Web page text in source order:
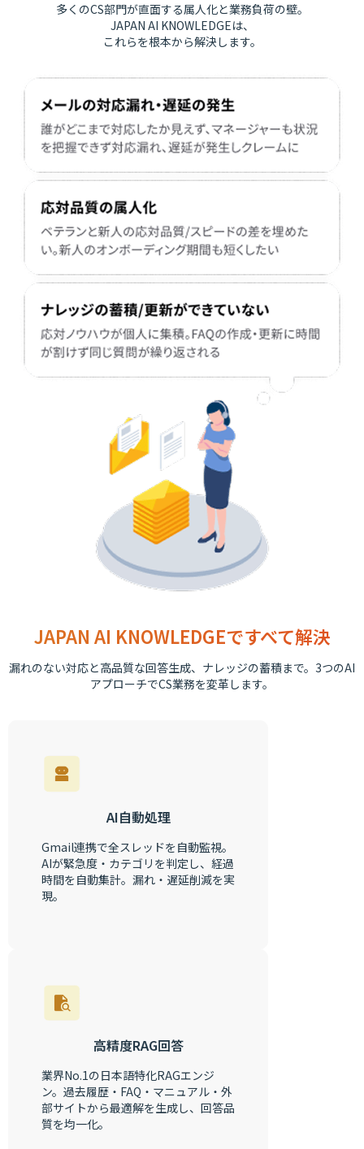
多くのCS部門が直面する属人化と業務負荷の壁。
JAPAN AI KNOWLEDGEは、
これらを根本から解決します。
JAPAN AI KNOWLEDGEですべて解決
漏れのない対応と高品質な回答生成、ナレッジの蓄積まで。3つのAI
アプローチでCS業務を変革します。
AI自動処理
Gmail連携で全スレッドを自動監視。
AIが緊急度・カテゴリを判定し、経過
時間を自動集計。漏れ・遅延削減を実
現。
高精度RAG回答
業界No.1の日本語特化RAGエンジ
ン。過去履歴・FAQ・マニュアル・外
部サイトから最適解を生成し、回答品
質を均一化。